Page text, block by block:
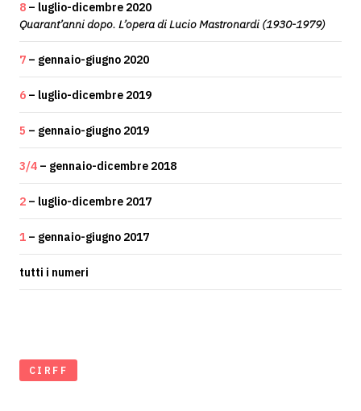
8 – luglio-dicembre 2020
Quarant’anni dopo. L’opera di Lucio Mastronardi (1930-1979)
7 – gennaio-giugno 2020
6 – luglio-dicembre 2019
5 – gennaio-giugno 2019
3/4 – gennaio-dicembre 2018
2 – luglio-dicembre 2017
1 – gennaio-giugno 2017
tutti i numeri
CIRFF